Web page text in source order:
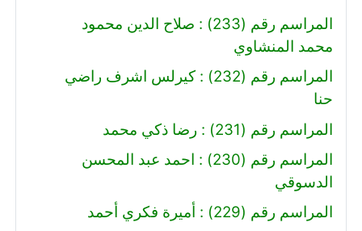
المراسم رقم (233) : صلاح الدين محمود
محمد المنشاوي
المراسم رقم (232) : كيرلس اشرف راضي
حنا
المراسم رقم (231) : رضا ذكي محمد
المراسم رقم (230) : احمد عبد المحسن
الدسوقي
المراسم رقم (229) : أميرة فكري أحمد